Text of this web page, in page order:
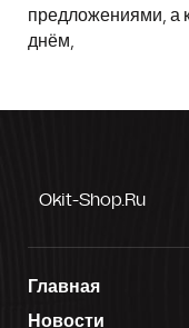
предложениями, а
днём,
Okit-Shop.ru
Главная
Новости